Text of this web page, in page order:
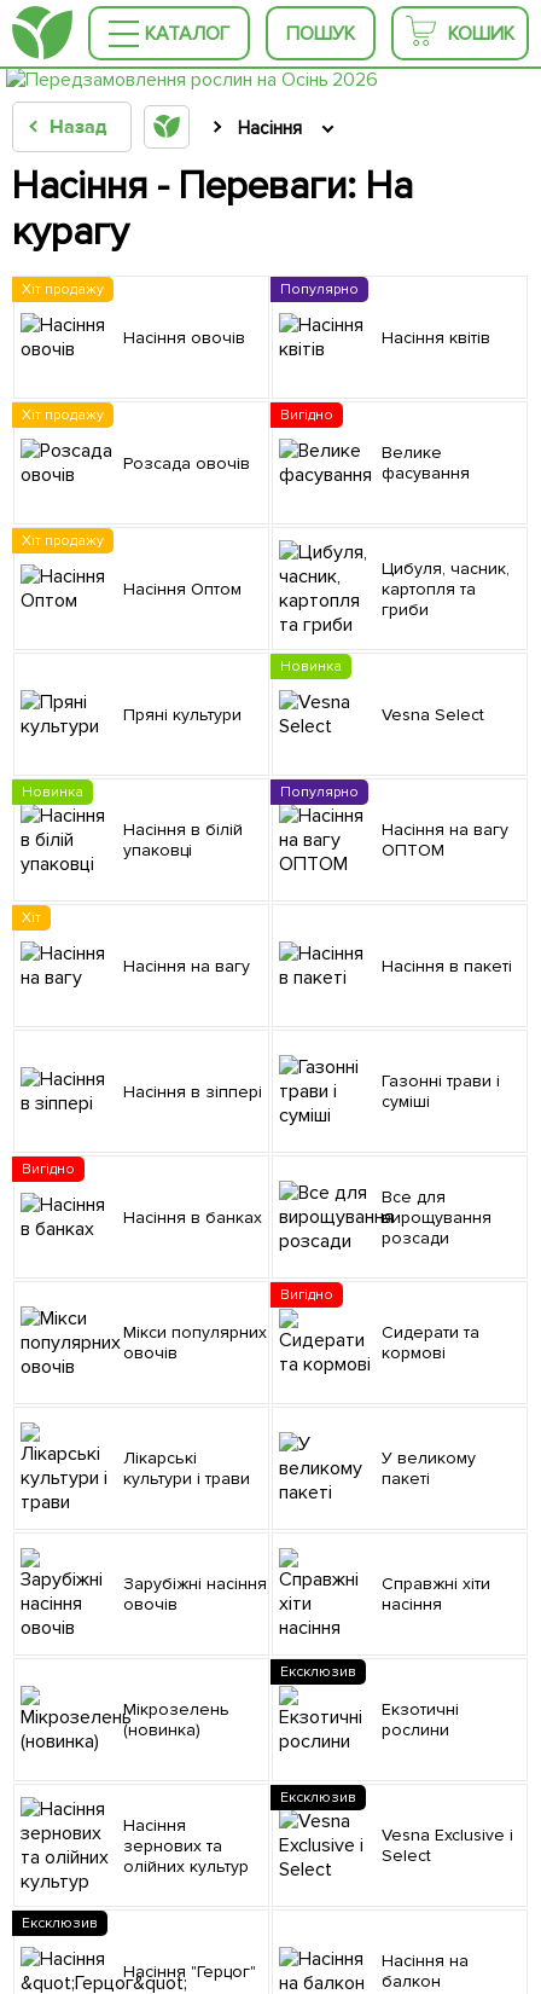
КАТАЛОГ ПОШУК КОШИК
Назад Насіння
Насіння - Переваги: На
курагу
Хіт продажу
Насіння овочів
Популярно
Насіння квітів
Хіт продажу
Розсада овочів
Вигідно
Велике
фасування
Хіт продажу
Насіння Оптом
Цибуля, часник,
картопля та
гриби
Пряні культури
Новинка
Vesna Select
Новинка
Насіння в білій
упаковці
Популярно
Насіння на вагу
ОПТОМ
Хіт
Насіння на вагу Насіння в пакеті
Насіння в зіппері
Газонні трави і
суміші
Вигідно
Насіння в банках
Все для
вирощування
розсади
Мікси популярних
овочів
Вигідно
Сидерати та
кормові
Лікарські
культури і трави
У великому
пакеті
Зарубіжні насіння
овочів
Справжні хіти
насіння
Мікрозелень
(новинка)
Ексклюзив
Екзотичні
рослини
Насіння
зернових та
олійних культур
Ексклюзив
Vesna Exclusive і
Select
Ексклюзив
Насіння "Герцог"
Насіння на
балкон